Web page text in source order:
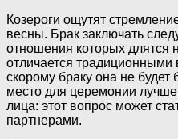
Козероги ощутят
весны. Брак заключать
отношения которых длятся
отличается традиционными
скорому браку она не будет
место для церемонии лучше
лица: этот вопрос может
партнерами.